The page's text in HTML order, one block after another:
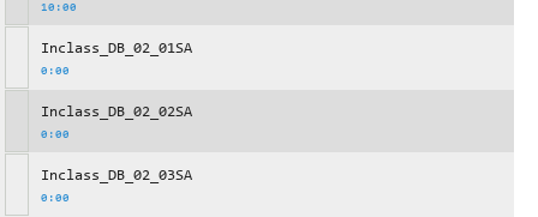
10:00
Inclass_DB_02_01SA
0:00
Inclass_DB_02_02SA
0:00
Inclass_DB_02_03SA
0:00